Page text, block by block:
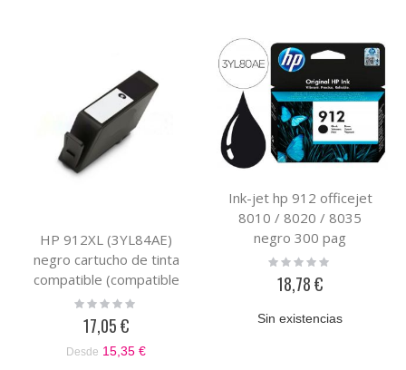
HP 912XL (3YL84AE)
negro cartucho de tinta
compatible (compatible
con HP+)
Rating:
17,05 €
Desde 15,35 €
Ink-jet hp 912 officejet
8010 / 8020 / 8035
negro 300 pag
Rating:
18,78 €
Sin existencias